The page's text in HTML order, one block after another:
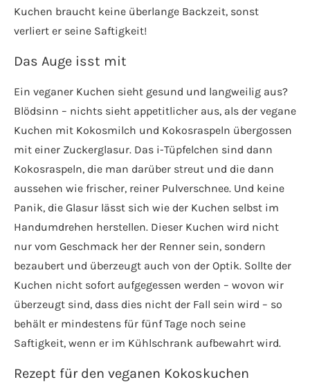
Kuchen braucht keine überlange Backzeit, sonst
verliert er seine Saftigkeit!
Das Auge isst mit
Ein veganer Kuchen sieht gesund und langweilig aus?
Blödsinn – nichts sieht appetitlicher aus, als der vegane
Kuchen mit Kokosmilch und Kokosraspeln übergossen
mit einer Zuckerglasur. Das i-Tüpfelchen sind dann
Kokosraspeln, die man darüber streut und die dann
aussehen wie frischer, reiner Pulverschnee. Und keine
Panik, die Glasur lässt sich wie der Kuchen selbst im
Handumdrehen herstellen. Dieser Kuchen wird nicht
nur vom Geschmack her der Renner sein, sondern
bezaubert und überzeugt auch von der Optik. Sollte der
Kuchen nicht sofort aufgegessen werden – wovon wir
überzeugt sind, dass dies nicht der Fall sein wird – so
behält er mindestens für fünf Tage noch seine
Saftigkeit, wenn er im Kühlschrank aufbewahrt wird.
Rezept für den veganen Kokoskuchen